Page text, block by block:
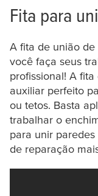
Fita para
A fita de união
você faça seus
profissional! A
auxiliar perfeito
ou tetos. Basta
trabalhar o
para unir
de reparação